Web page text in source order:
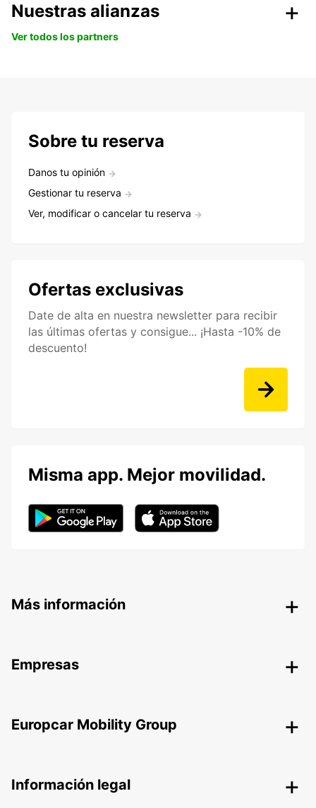
Nuestras alianzas
Ver todos los partners
Sobre tu reserva
Danos tu opinión
Gestionar tu reserva
Ver, modificar o cancelar tu reserva
Ofertas exclusivas
Date de alta en nuestra newsletter para recibir
las últimas ofertas y consigue... ¡Hasta -10% de
descuento!
Misma app. Mejor movilidad.
Más información
Empresas
Europcar Mobility Group
Información legal